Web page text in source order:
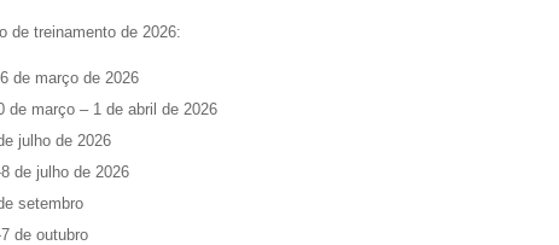
de treinamento de 2026:
de março de 2026
março – 1 de abril de 2026
julho de 2026
de julho de 2026
setembro
de outubro